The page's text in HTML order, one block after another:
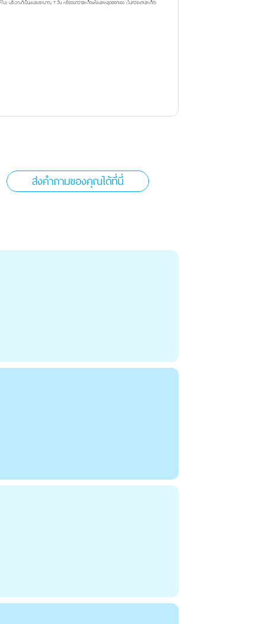
ป) บริเวณที่เป็นแผลประมาณ 7 วัน หรือจนกว่าสะเก็ดแห้งและหลุดออกเอง (ไม่ควรแกะสะเก็ด)
ส่งคำถามของคุณได้ที่นี่